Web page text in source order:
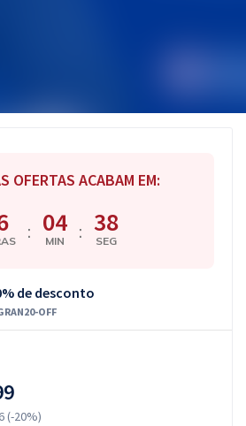
OFERTAS ACABAM EM:
: 04
MIN : 37
SEG
de desconto
OFF
(-20%)